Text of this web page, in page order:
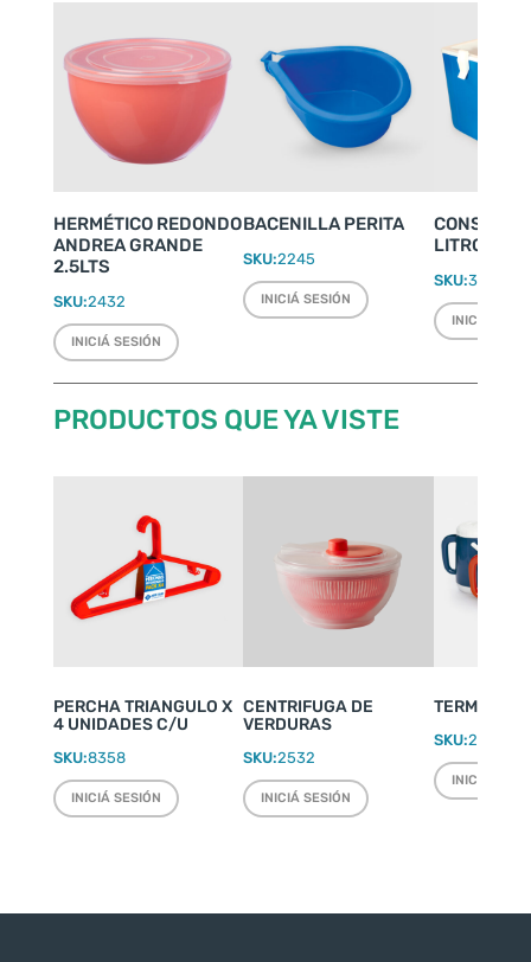
HERMÉTICO REDONDO
ANDREA GRANDE
2.5LTS
SKU:2432
INICIÁ SESIÓN
BACENILLA PERITA
SKU:2245
INICIÁ SESIÓN
LITROS
SKU:3510
INICIÁ
PRODUCTOS QUE YA VISTE
PERCHA TRIANGULO X
4 UNIDADES C/U
SKU:8358
INICIÁ SESIÓN
CENTRIFUGA DE
VERDURAS
SKU:2532
INICIÁ SESIÓN
TERMO
SKU:2220
INICIÁ